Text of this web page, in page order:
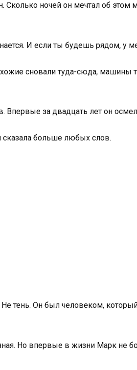
Сколько ночей он мечтал об
И если ты будешь рядом, у
сновали туда-сюда, машины
Впервые за двадцать лет он
больше любых слов.
тень. Он был человеком,
Но впервые в жизни Марк не